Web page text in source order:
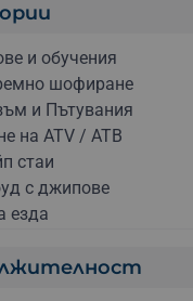
и обучения
шофиране
и Пътувания
на ATV / АТВ
стаи
с джипове
езда
на яхта